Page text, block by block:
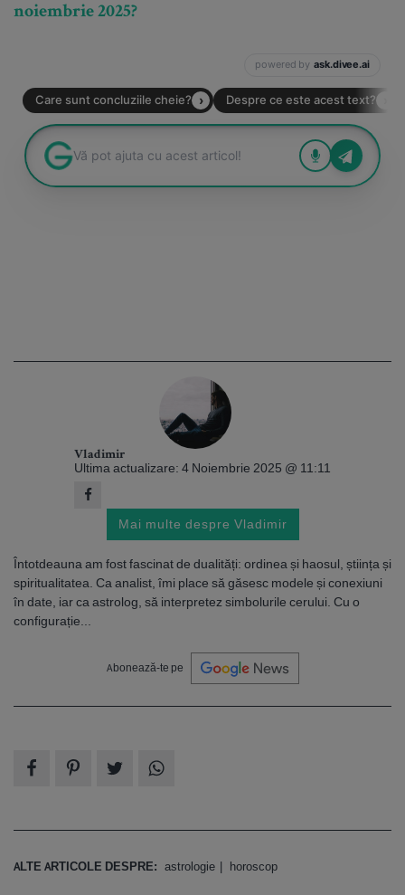
noiembrie 2025?
Vladimir
Ultima actualizare: 4 Noiembrie 2025 @ 11:11
Mai multe despre Vladimir
Întotdeauna am fost fascinat de dualități: ordinea și haosul, știința și
spiritualitatea. Ca analist, îmi place să găsesc modele și conexiuni
în date, iar ca astrolog, să interpretez simbolurile cerului. Cu o
configurație...
Abonează-te pe
ALTE ARTICOLE DESPRE: astrologie horoscop